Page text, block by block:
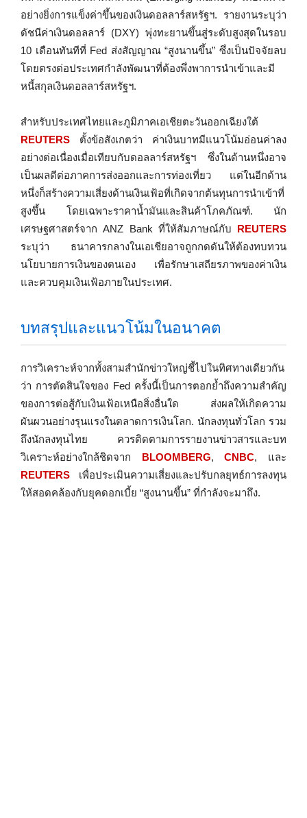
อย่างยิ่งการแข็งค่าขึ้นของเงินดอลลาร์สหรัฐฯ. รายงานระบุว่า
ดัชนีค่าเงินดอลลาร์ (DXY) พุ่งทะยานขึ้นสู่ระดับสูงสุดในรอบ
10 เดือนทันทีที่ Fed ส่งสัญญาณ “สูงนานขึ้น” ซึ่งเป็นปัจจัยลบ
โดยตรงต่อประเทศกำลังพัฒนาที่ต้องพึ่งพาการนำเข้าและมี
หนี้สกุลเงินดอลลาร์สหรัฐฯ.
สำหรับประเทศไทยและภูมิภาคเอเชียตะวันออกเฉียงใต้
REUTERS ตั้งข้อสังเกตว่า ค่าเงินบาทมีแนวโน้มอ่อนค่าลง
อย่างต่อเนื่องเมื่อเทียบกับดอลลาร์สหรัฐฯ ซึ่งในด้านหนึ่งอาจ
เป็นผลดีต่อภาคการส่งออกและการท่องเที่ยว แต่ในอีกด้าน
หนึ่งก็สร้างความเสี่ยงด้านเงินเฟ้อที่เกิดจากต้นทุนการนำเข้าที่
สูงขึ้น โดยเฉพาะราคาน้ำมันและสินค้าโภคภัณฑ์. นัก
เศรษฐศาสตร์จาก ANZ Bank ที่ให้สัมภาษณ์กับ REUTERS
ระบุว่า ธนาคารกลางในเอเชียอาจถูกกดดันให้ต้องทบทวน
นโยบายการเงินของตนเอง เพื่อรักษาเสถียรภาพของค่าเงิน
และควบคุมเงินเฟ้อภายในประเทศ.
บทสรุปและแนวโน้มในอนาคต
การวิเคราะห์จากทั้งสามสำนักข่าวใหญ่ชี้ไปในทิศทางเดียวกัน
ว่า การตัดสินใจของ Fed ครั้งนี้เป็นการตอกย้ำถึงความสำคัญ
ของการต่อสู้กับเงินเฟ้อเหนือสิ่งอื่นใด ส่งผลให้เกิดความ
ผันผวนอย่างรุนแรงในตลาดการเงินโลก. นักลงทุนทั่วโลก รวม
ถึงนักลงทุนไทย ควรติดตามการรายงานข่าวสารและบท
วิเคราะห์อย่างใกล้ชิดจาก BLOOMBERG,CNBC, และ
REUTERS เพื่อประเมินความเสี่ยงและปรับกลยุทธ์การลงทุน
ให้สอดคล้องกับยุคดอกเบี้ย “สูงนานขึ้น” ที่กำลังจะมาถึง.